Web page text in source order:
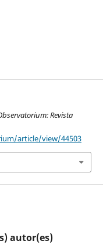
Revista
article/view/44503
autor(es)